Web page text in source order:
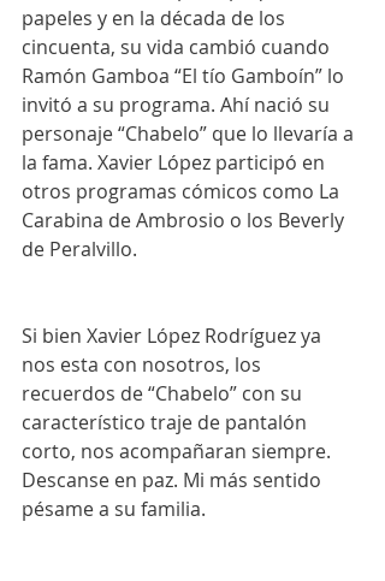
papeles y en la década de los
cincuenta, su vida cambió cuando
Ramón Gamboa “El tío Gamboín” lo
invitó a su programa. Ahí nació su
personaje “Chabelo” que lo llevaría a
la fama. Xavier López participó en
otros programas cómicos como La
Carabina de Ambrosio o los Beverly
de Peralvillo.
Si bien Xavier López Rodríguez ya
nos esta con nosotros, los
recuerdos de “Chabelo” con su
característico traje de pantalón
corto, nos acompañaran siempre.
Descanse en paz. Mi más sentido
pésame a su familia.